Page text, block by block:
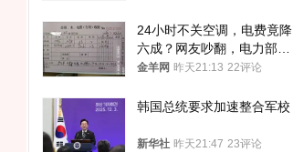
24小时不关空调，电费竟降
六成？网友吵翻，电力部门
回应→
金羊网 昨天21:13 22评论
韩国总统要求加速整合军校
新华社 昨天21:47 23评论